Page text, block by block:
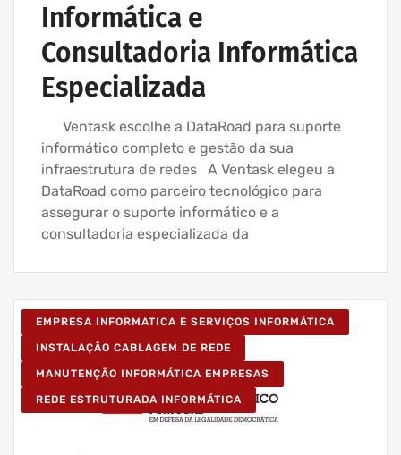
Informática e
Consultadoria Informática
Especializada
Ventask escolhe a DataRoad para suporte
informático completo e gestão da sua
infraestrutura de redes A Ventask elegeu a
DataRoad como parceiro tecnológico para
assegurar o suporte informático e a
consultadoria especializada da
EMPRESA INFORMATICA E SERVIÇOS INFORMÁTICA
INSTALAÇÃO CABLAGEM DE REDE
MANUTENÇÃO INFORMÁTICA EMPRESAS
REDE ESTRUTURADA INFORMÁTICA